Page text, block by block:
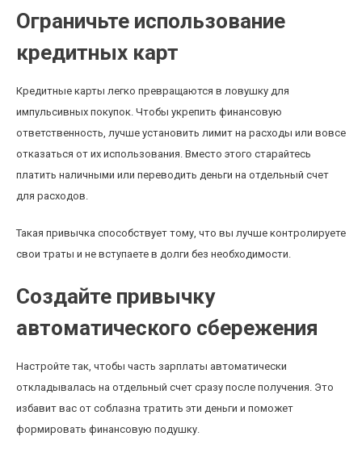
Ограничьте использование
кредитных карт
Кредитные карты легко превращаются в ловушку для
импульсивных покупок. Чтобы укрепить финансовую
ответственность, лучше установить лимит на расходы или вовсе
отказаться от их использования. Вместо этого старайтесь
платить наличными или переводить деньги на отдельный счет
для расходов.
Такая привычка способствует тому, что вы лучше контролируете
свои траты и не вступаете в долги без необходимости.
Создайте привычку
автоматического сбережения
Настройте так, чтобы часть зарплаты автоматически
откладывалась на отдельный счет сразу после получения. Это
избавит вас от соблазна тратить эти деньги и поможет
формировать финансовую подушку.